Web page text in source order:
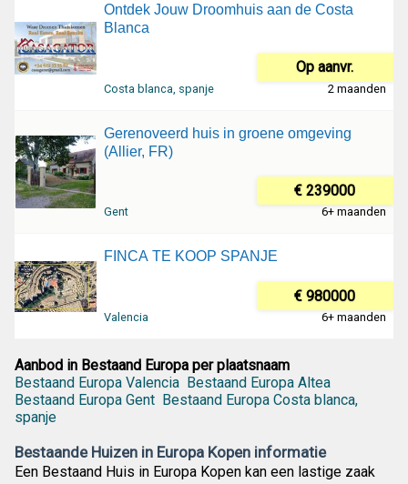
Ontdek Jouw Droomhuis aan de Costa
Blanca
Op aanvr.
Costa blanca, spanje 2 maanden
Gerenoveerd huis in groene omgeving
(Allier, FR)
€ 239000
Gent 6+ maanden
FINCA TE KOOP SPANJE
€ 980000
Valencia 6+ maanden
Aanbod in Bestaand Europa per plaatsnaam
Bestaand Europa Valencia Bestaand Europa Altea
Bestaand Europa Gent Bestaand Europa Costa blanca,
spanje
Bestaande Huizen in Europa Kopen informatie
Een Bestaand Huis in Europa Kopen kan een lastige zaak